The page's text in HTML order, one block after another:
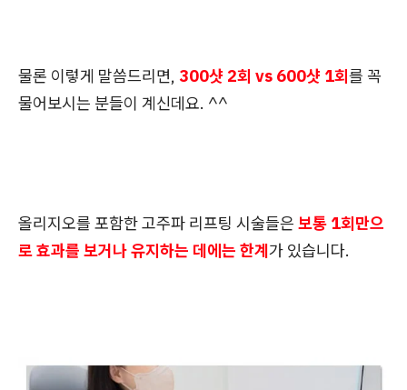
물론 이렇게 말씀드리면, 300샷 2회 vs 600샷 1회를 꼭
물어보시는 분들이 계신데요. ^^
올리지오를 포함한 고주파 리프팅 시술들은 보통 1회만으
로 효과를 보거나 유지하는 데에는 한계가 있습니다.